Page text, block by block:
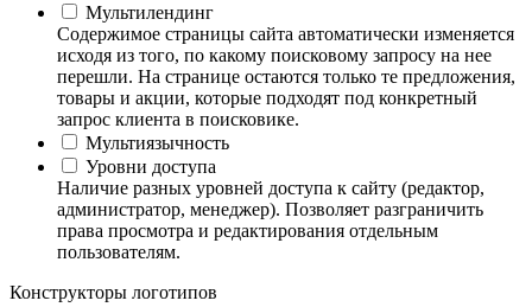
Мультилендинг
Содержимое страницы сайта автоматически изменяется
исходя из того, по какому поисковому запросу на нее
перешли. На странице остаются только те предложения,
товары и акции, которые подходят под конкретный
запрос клиента в поисковике.
Мультиязычность
Уровни доступа
Наличие разных уровней доступа к сайту (редактор,
администратор, менеджер). Позволяет разграничить
права просмотра и редактирования отдельным
пользователям.
Конструкторы логотипов